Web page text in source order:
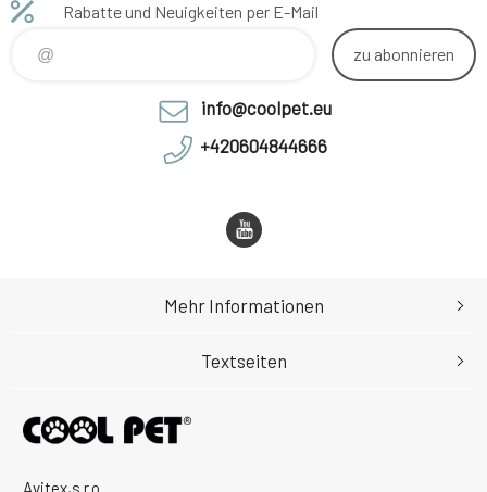
Rabatte und Neuigkeiten per E-Mail
zu abonnieren
info@coolpet.eu
+420604844666
Avitex,s.r.o.
Mehr Informationen
Textseiten